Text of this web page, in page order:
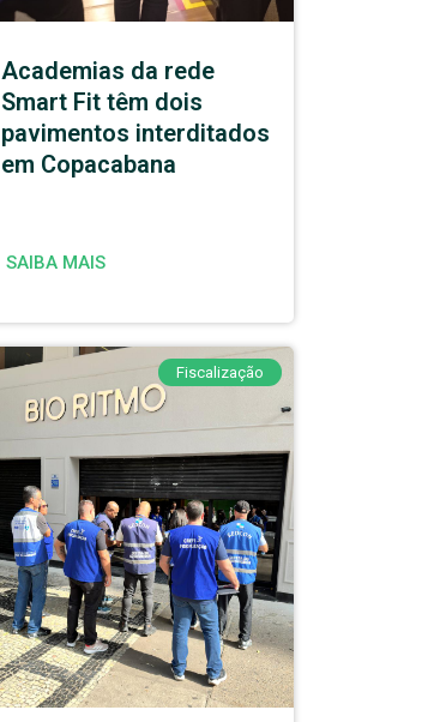
Academias da rede
Smart Fit têm dois
pavimentos interditados
em Copacabana
SAIBA MAIS
Fiscalização